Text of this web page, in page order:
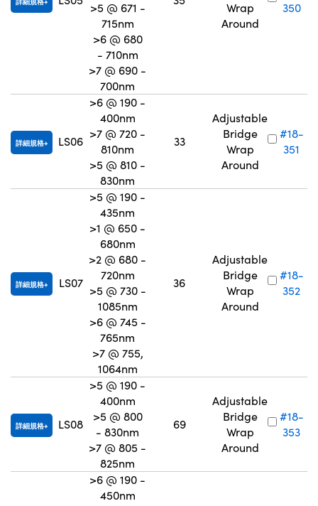
>5 @ 671 -
715nm
>6 @ 680
- 710nm
>7 @ 690 -
700nm
Wrap
Around
350
詳細規格 LS06
>6 @ 190 -
400nm
>7 @ 720 -
810nm
>5 @ 810 -
830nm
33
Adjustable
Bridge
Wrap
Around
#18-
351
詳細規格 LS07
>5 @ 190 -
435nm
>1 @ 650 -
680nm
>2 @ 680 -
720nm
>5 @ 730 -
1085nm
>6 @ 745 -
765nm
>7 @ 755,
1064nm
36
Adjustable
Bridge
Wrap
Around
#18-
352
詳細規格 LS08
>5 @ 190 -
400nm
>5 @ 800
- 830nm
>7 @ 805 -
825nm
69
Adjustable
Bridge
Wrap
Around
#18-
353
>6 @ 190 -
450nm